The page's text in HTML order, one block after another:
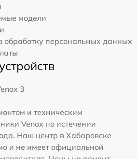
модели
обработку персональных данных
3
и техническим
Venox по истечении
Наш центр в Хабаровске
и не имеет официальной